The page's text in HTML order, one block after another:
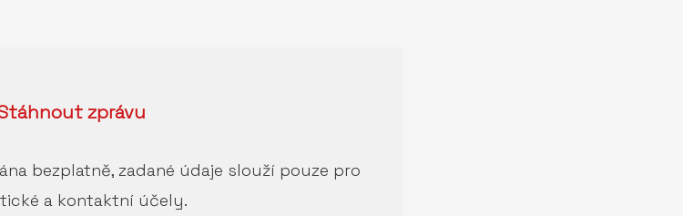
zprávu
bezplatně, zadané údaje slouží pouze pro
a kontaktní účely.